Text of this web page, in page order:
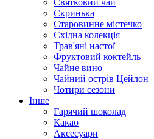
Святковий чай
Скринька
Старовинне містечко
Східна колекція
Трав'яні настої
Фруктовий коктейль
Чайне вино
Чайний острів Цейлон
Чотири сезони
Інше
Гарячий шоколад
Какао
Аксесуари